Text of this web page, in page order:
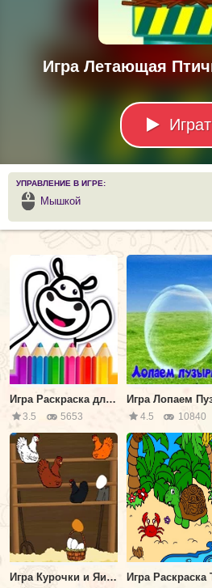
Игра Летающая
УПРАВЛЕНИЕ В ИГРЕ:
Мышкой
Игра Раскраска для Малышей
3.5 5653 4.5 10840
Игра Курочки и Яички